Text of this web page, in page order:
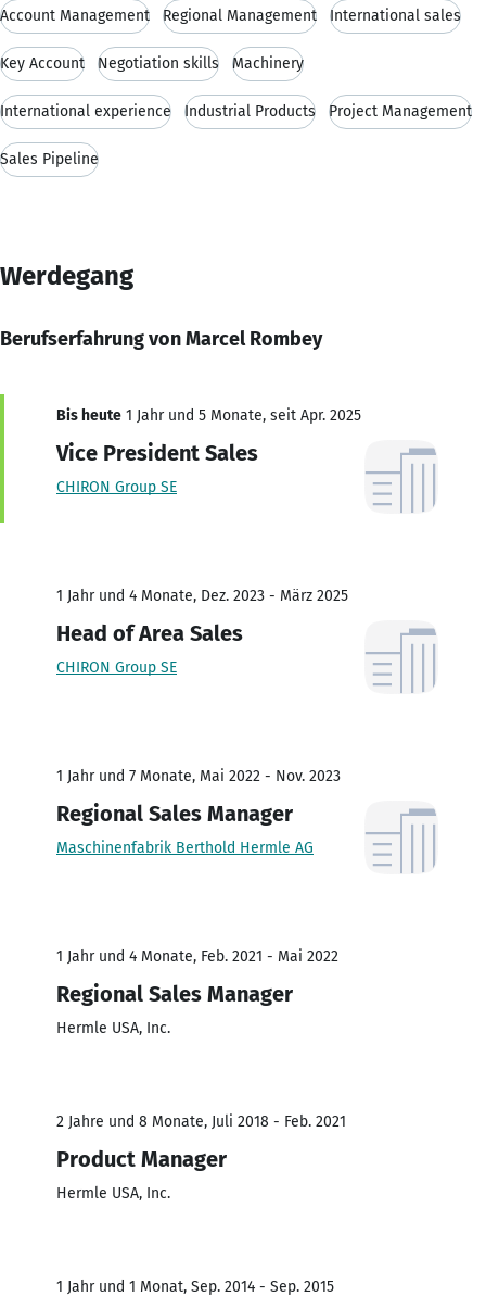
Account Management Regional Management International sales
Key Account Negotiation skills Machinery
International experience Industrial Products Project Management
Sales Pipeline
Werdegang
Berufserfahrung von Marcel Rombey
Bis heute 1 Jahr und 5 Monate, seit Apr. 2025
Vice President Sales
CHIRON Group SE
1 Jahr und 4 Monate, Dez. 2023 - März 2025
Head of Area Sales
CHIRON Group SE
1 Jahr und 7 Monate, Mai 2022 - Nov. 2023
Regional Sales Manager
Maschinenfabrik Berthold Hermle AG
1 Jahr und 4 Monate, Feb. 2021 - Mai 2022
Regional Sales Manager
Hermle USA, Inc.
2 Jahre und 8 Monate, Juli 2018 - Feb. 2021
Product Manager
Hermle USA, Inc.
1 Jahr und 1 Monat, Sep. 2014 - Sep. 2015